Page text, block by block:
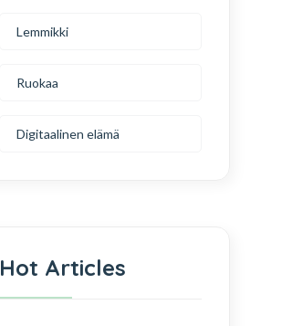
Lemmikki
Ruokaa
Digitaalinen elämä
Hot Articles